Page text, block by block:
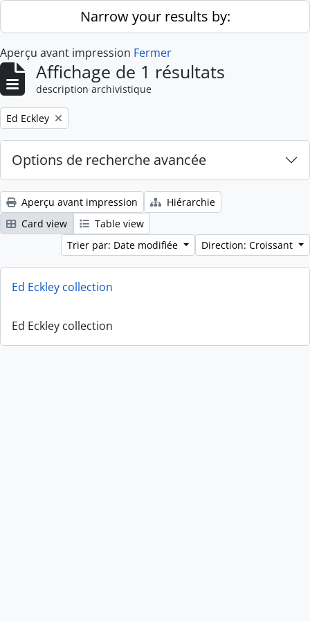
Skip to main contentNarrow your results by:
Aperçu avant impression Fermer
Affichage de 1 résultats
description archivistique
Remove filter:
Ed Eckley
Options de recherche avancée
Aperçu avant impression
Hiérarchie
Card view
Table view
Trier par: Date modifiée
Direction: Croissant
Ed Eckley collection
Ed Eckley collection